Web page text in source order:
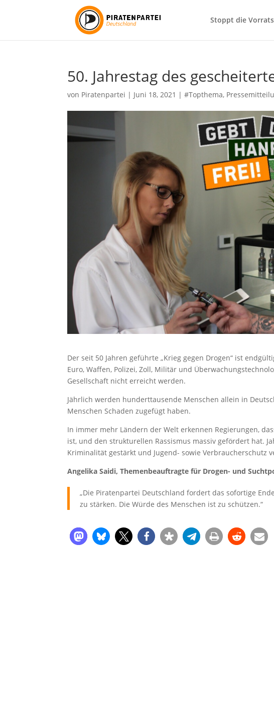
Stoppt die
50. Jahrestag des
von Piratenpartei | Juni 18, 2021 |#Topthema,
Der seit 50 Jahren geführte „Krieg gegen Drogen“ ist
Euro, Waffen, Polizei, Zoll, Militär und
Gesellschaft nicht erreicht werden.
Jährlich werden hunderttausende Menschen allein in
Menschen Schaden zugefügt haben.
In immer mehr Ländern der Welt erkennen Regierungen,
ist, und den strukturellen Rassismus massiv gefördert hat.
Kriminalität gestärkt und Jugend- sowie Verbraucherschutz
Angelika Saidi, Themenbeauftragte für Drogen- und
„Die Piratenpartei Deutschland fordert das sofortige
zu stärken. Die Würde des Menschen ist zu schützen.“